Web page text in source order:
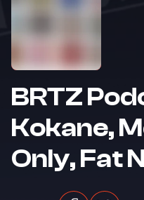
BRTZ
Kokane,
Only, Fat